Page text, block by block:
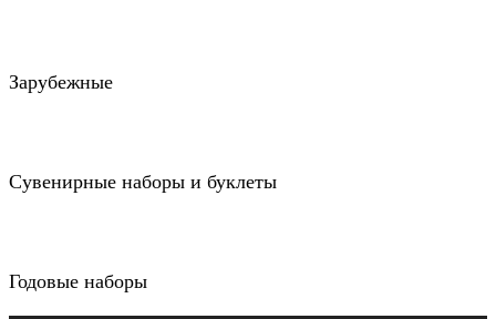
Зарубежные
Сувенирные наборы и буклеты
Годовые наборы